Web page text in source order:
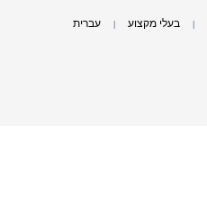
בעלי מקצוע עברית